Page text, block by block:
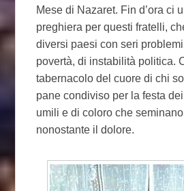
Mese di Nazaret. Fin d’ora ci
preghiera per questi fratelli,
diversi paesi con seri
povertà, di instabilità politica.
tabernacolo del cuore di chi
pane condiviso per la festa
umili e di coloro che
nonostante il dolore.